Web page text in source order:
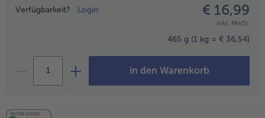
alle Süße Vielfalt
Confiserie & Feinkost
alle Küchenhelfer
Preisangabe
Verfügbarkeit? Login € 16,99
inkl. MwSt.
465 g (1 kg = € 36,54)
in den Warenkorb